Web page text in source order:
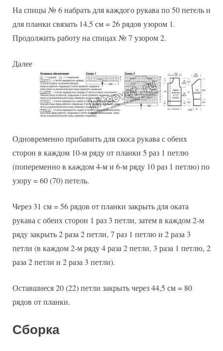
На спицы № 6 набрать для каждого рукава по 50 петель и
для планки связать 14,5 см = 26 рядов узором 1.
Продолжить работу на спицах № 7 узором 2.
Далее
Одновременно прибавить для скоса рукава с обеих
сторон в каждом 10-м ряду от планки 5 раз 1 петлю
(попеременно в каждом 4-м и 6-м ряду 10 раз 1 петлю) по
узору = 60 (70) петель.
Через 31 см = 56 рядов от планки закрыть для оката
рукава с обеих сторон 1 раз 3 петли, затем в каждом 2-м
ряду закрыть 2 раза 2 петли, 7 раз 1 петлю и 2 раза 3
петли (в каждом 2-м ряду 4 раза 2 петли, 3 раза 1 петлю, 2
раза 2 петли и 2 раза 3 петли).
Оставшиеся 20 (22) петли закрыть через 44,5 см = 80
рядов от планки.
Сборка